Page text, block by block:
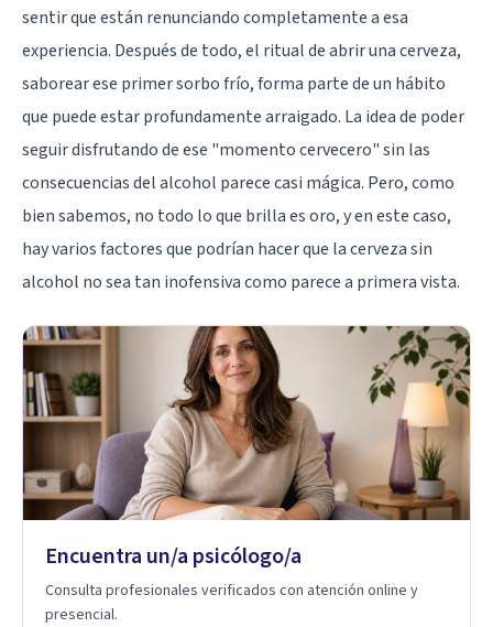
sentir que están renunciando completamente a esa
experiencia. Después de todo, el ritual de abrir una cerveza,
saborear ese primer sorbo frío, forma parte de un hábito
que puede estar profundamente arraigado. La idea de poder
seguir disfrutando de ese "momento cervecero" sin las
consecuencias del alcohol parece casi mágica. Pero, como
bien sabemos, no todo lo que brilla es oro, y en este caso,
hay varios factores que podrían hacer que la cerveza sin
alcohol no sea tan inofensiva como parece a primera vista.
Encuentra un/a psicólogo/a
Consulta profesionales verificados con atención online y
presencial.